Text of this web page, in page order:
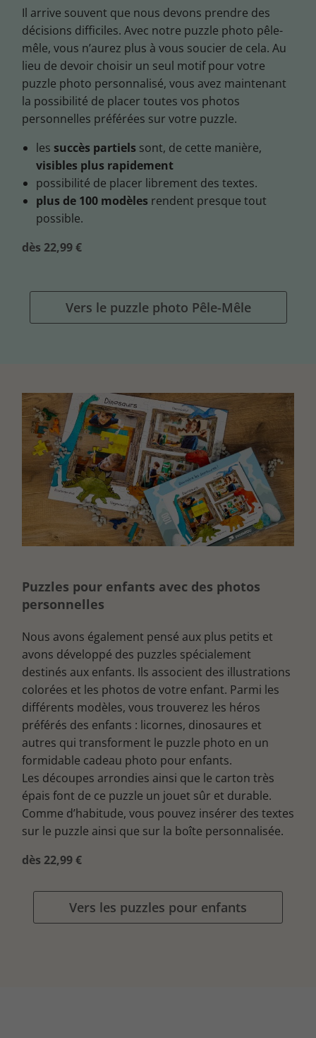
Il arrive souvent que nous devons prendre des
décisions difficiles. Avec notre puzzle photo pêle-
mêle, vous n’aurez plus à vous soucier de cela. Au
lieu de devoir choisir un seul motif pour votre
puzzle photo personnalisé, vous avez maintenant
la possibilité de placer toutes vos photos
personnelles préférées sur votre puzzle.
les succès partiels sont, de cette manière,
visibles plus rapidement
possibilité de placer librement des textes.
plus de 100 modèles rendent presque tout
possible.
dès 22,99 €
Vers le puzzle photo Pêle-Mêle
Puzzles pour enfants avec des photos
personnelles
Nous avons également pensé aux plus petits et
avons développé des puzzles spécialement
destinés aux enfants. Ils associent des illustrations
colorées et les photos de votre enfant. Parmi les
différents modèles, vous trouverez les héros
préférés des enfants : licornes, dinosaures et
autres qui transforment le puzzle photo en un
formidable cadeau photo pour enfants.
Les découpes arrondies ainsi que le carton très
épais font de ce puzzle un jouet sûr et durable.
Comme d’habitude, vous pouvez insérer des textes
sur le puzzle ainsi que sur la boîte personnalisée.
dès 22,99 €
Vers les puzzles pour enfants